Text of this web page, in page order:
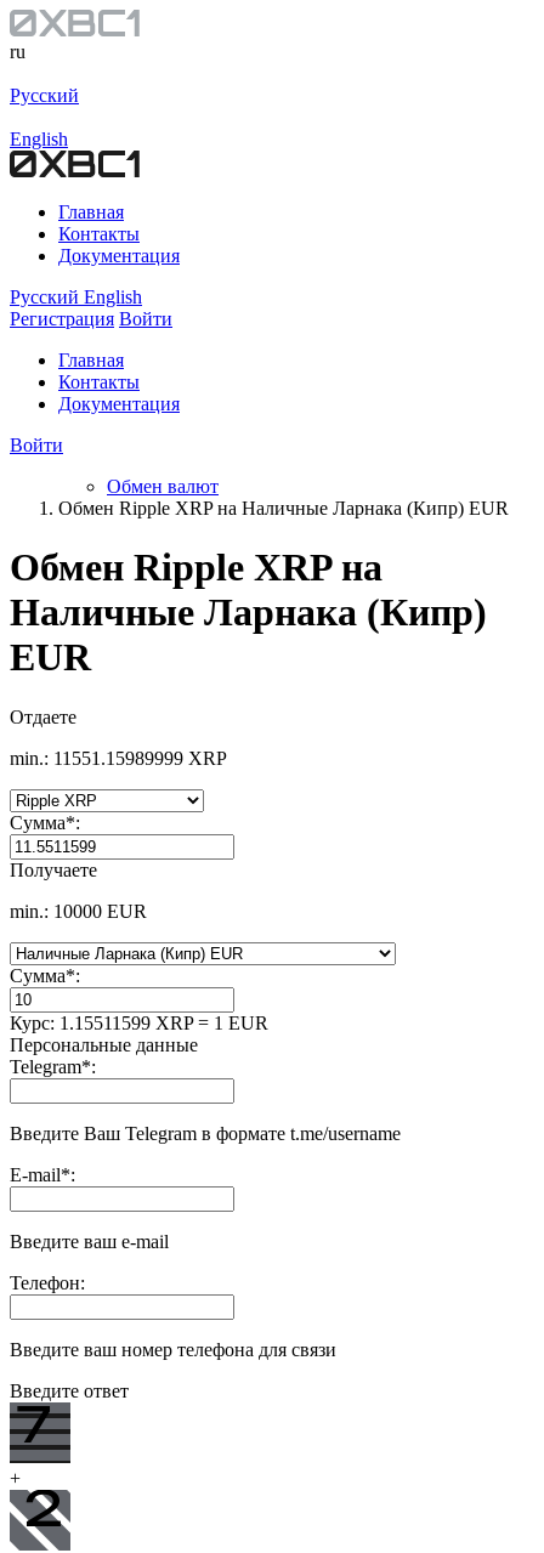
ru
Русский
English
Главная
Контакты
Документация
Русский English
Регистрация Войти
Главная
Контакты
Документация
Войти
Обмен валют
Обмен Ripple XRP на Наличные Ларнака (Кипр) EUR
Обмен Ripple XRP на
Наличные Ларнака (Кипр)
EUR
Отдаете
min.: 11551.15989999 XRP
Сумма*:
Получаете
min.: 10000 EUR
Сумма*:
Курс: 1.15511599 XRP = 1 EUR
Персональные данные
Telegram*:
Введите Ваш Telegram в формате t.me/username
E-mail*:
Введите ваш e-mail
Телефон:
Введите ваш номер телефона для связи
Введите ответ
+